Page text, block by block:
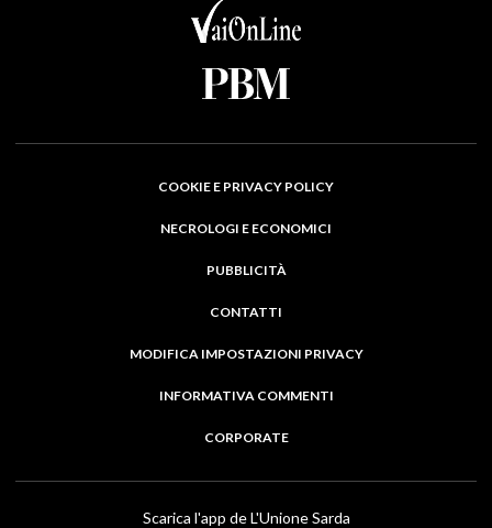
COOKIE E PRIVACY POLICY
NECROLOGI E ECONOMICI
PUBBLICITÀ
CONTATTI
MODIFICA IMPOSTAZIONI PRIVACY
INFORMATIVA COMMENTI
CORPORATE
Scarica l'app de L'Unione Sarda